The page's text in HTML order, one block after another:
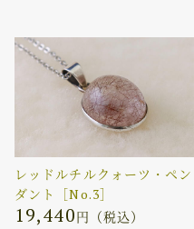
レッドルチルクォーツ・ペン
ダント［No.3］
19,440円（税込）